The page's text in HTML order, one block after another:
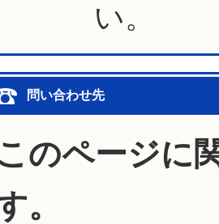
い。
問い合わせ先
のページに
。